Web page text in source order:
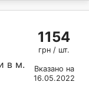
в м.
1154
грн / шт.
Вказано на
16.05.2022